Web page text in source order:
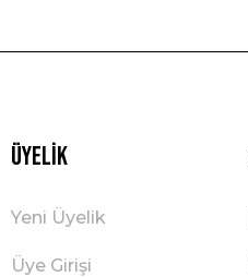
Üyelik
Yeni Üyelik
Üye Girişi